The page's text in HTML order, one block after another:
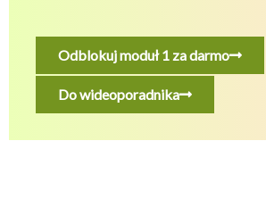
Odblokuj moduł 1 za darmo
Do wideoporadnika